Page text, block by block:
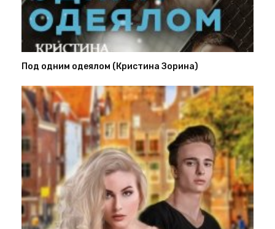
Под одним одеялом (Кристина Зорина)